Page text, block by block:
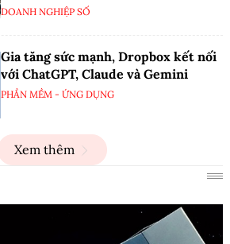
DOANH NGHIỆP SỐ
Gia tăng sức mạnh, Dropbox kết nối
với ChatGPT, Claude và Gemini
PHẦN MỀM - ỨNG DỤNG
Xem thêm